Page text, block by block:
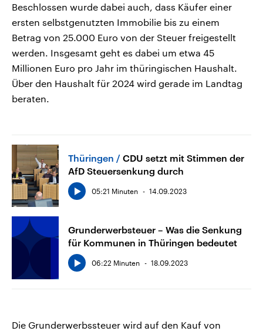
Beschlossen wurde dabei auch, dass Käufer einer
ersten selbstgenutzten Immobilie bis zu einem
Betrag von 25.000 Euro von der Steuer freigestellt
werden. Insgesamt geht es dabei um etwa 45
Millionen Euro pro Jahr im thüringischen Haushalt.
Über den Haushalt für 2024 wird gerade im Landtag
beraten.
Thüringen
CDU setzt mit Stimmen der
AfD Steuersenkung durch
05:21 Minuten 14.09.2023
Grunderwerbsteuer – Was die Senkung
für Kommunen in Thüringen bedeutet
06:22 Minuten 18.09.2023
Die Grunderwerbssteuer wird auf den Kauf von